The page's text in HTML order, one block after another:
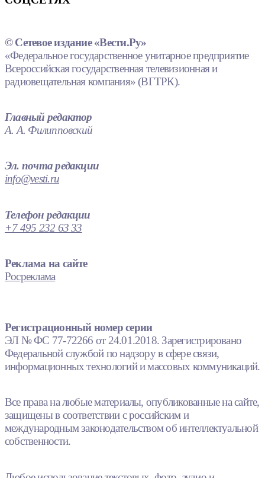
© Сетевое издание «Вести.Ру»
«Федеральное государственное унитарное предприятие
Всероссийская государственная телевизионная и
радиовещательная компания» (ВГТРК).
Главный редактор
А. А. Филипповский
Эл. почта редакции
info@vesti.ru
Телефон редакции
+7 495 232 63 33
Реклама на сайте
Росреклама
Регистрационный номер серии
ЭЛ № ФС 77-72266 от 24.01.2018. Зарегистрировано
Федеральной службой по надзору в сфере связи,
информационных технологий и массовых коммуникаций.
Все права на любые материалы, опубликованные на сайте,
защищены в соответствии с российским и
международным законодательством об интеллектуальной
собственности.